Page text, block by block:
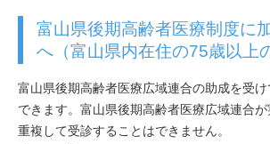
富山県後期高齢者医療制度に
へ（富山県内在住の75歳以上
富山県後期高齢者医療広域連合の助成を受
できます。富山県後期高齢者医療広域連合
重複して受診することはできません。